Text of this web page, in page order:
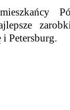
Petersburg.